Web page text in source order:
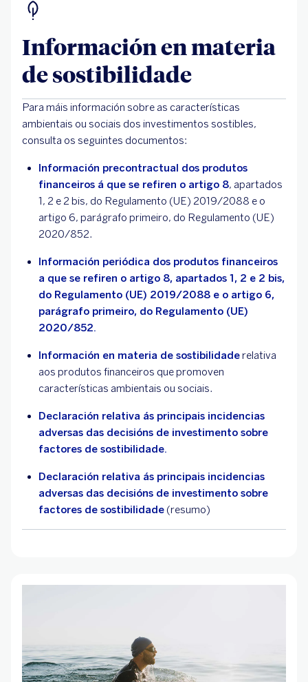
Información en materia
de sostibilidade
Para máis información sobre as características
ambientais ou sociais dos investimentos sostibles,
consulta os seguintes documentos:
Información precontractual dos produtos
financeiros á que se refiren o artigo 8, apartados
1, 2 e 2 bis, do Regulamento (UE) 2019/2088 e o
artigo 6, parágrafo primeiro, do Regulamento (UE)
2020/852.
Información periódica dos produtos financeiros
a que se refiren o artigo 8, apartados 1, 2 e 2 bis,
do Regulamento (UE) 2019/2088 e o artigo 6,
parágrafo primeiro, do Regulamento (UE)
2020/852.
Información en materia de sostibilidaderelativa
aos produtos financeiros que promoven
características ambientais ou sociais.
Declaración relativa ás principais incidencias
adversas das decisións de investimento sobre
factores de sostibilidade.
Declaración relativa ás principais incidencias
adversas das decisións de investimento sobre
factores de sostibilidade (resumo)